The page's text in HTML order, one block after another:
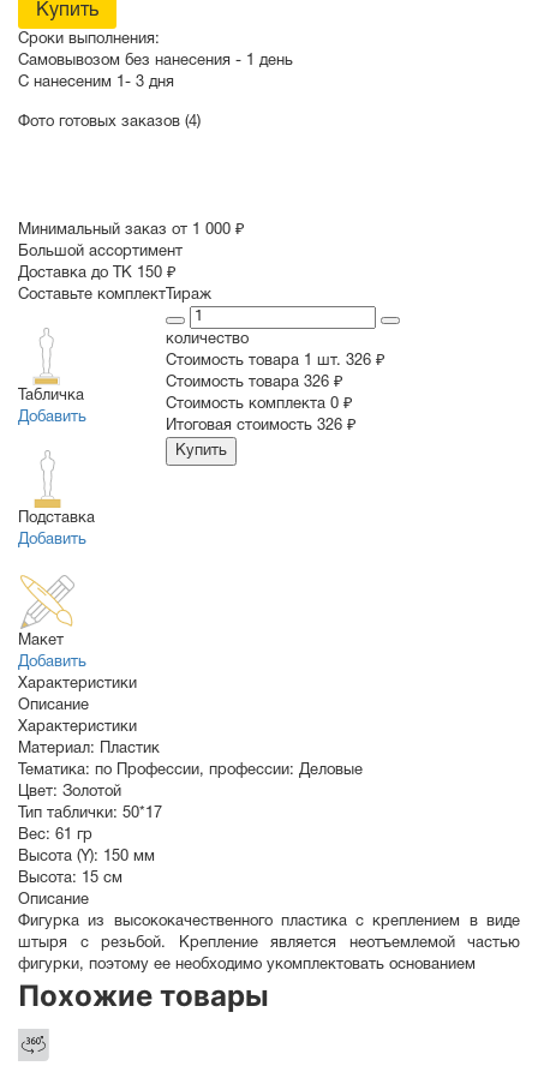
Купить
Сроки выполнения:
Самовывозом без нанесения - 1 день
С нанесеним 1- 3 дня
Фото готовых заказов (4)
Минимальный заказ от 1 000 ₽
Большой ассортимент
Доставка до ТК 150 ₽
Составьте комплект
Табличка
Добавить
Подставка
Добавить
Макет
Добавить
Тираж
количество
Стоимость товара 1 шт. 326 ₽
Cтоимость товара 326 ₽
Стоимость комплекта 0 ₽
Итоговая стоимость 326 ₽
Купить
Характеристики
Описание
Характеристики
Материал: Пластик
Тематика: по Профессии, профессии: Деловые
Цвет: Золотой
Тип таблички: 50*17
Вес: 61 гр
Высота (Y): 150 мм
Высота: 15 см
Описание
Фигурка из высококачественного пластика с креплением в виде
штыря с резьбой. Крепление является неотъемлемой частью
фигурки, поэтому ее необходимо укомплектовать основанием
Похожие товары